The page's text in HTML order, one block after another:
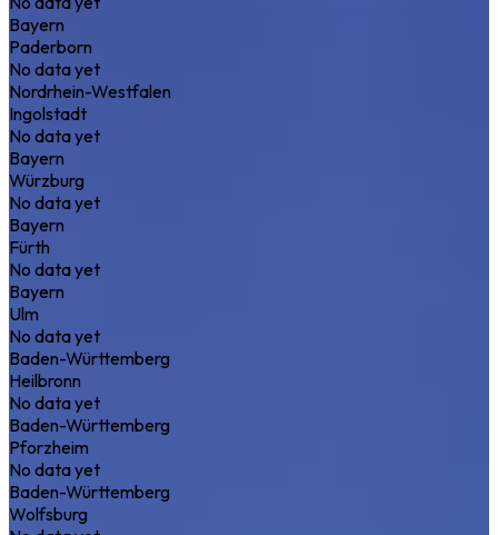
Bayern
Paderborn
No data yet
Nordrhein-Westfalen
Ingolstadt
No data yet
Bayern
Würzburg
No data yet
Bayern
Fürth
No data yet
Bayern
Ulm
No data yet
Baden-Württemberg
Heilbronn
No data yet
Baden-Württemberg
Pforzheim
No data yet
Baden-Württemberg
Wolfsburg